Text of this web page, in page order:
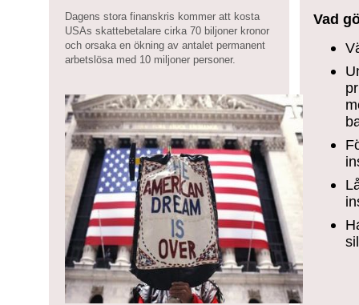
Dagens stora finanskris kommer att kosta
USAs skattebetalare cirka 70 biljoner kronor
och orsaka en ökning av antalet permanent
arbetslösa med 10 miljoner personer.
Vad